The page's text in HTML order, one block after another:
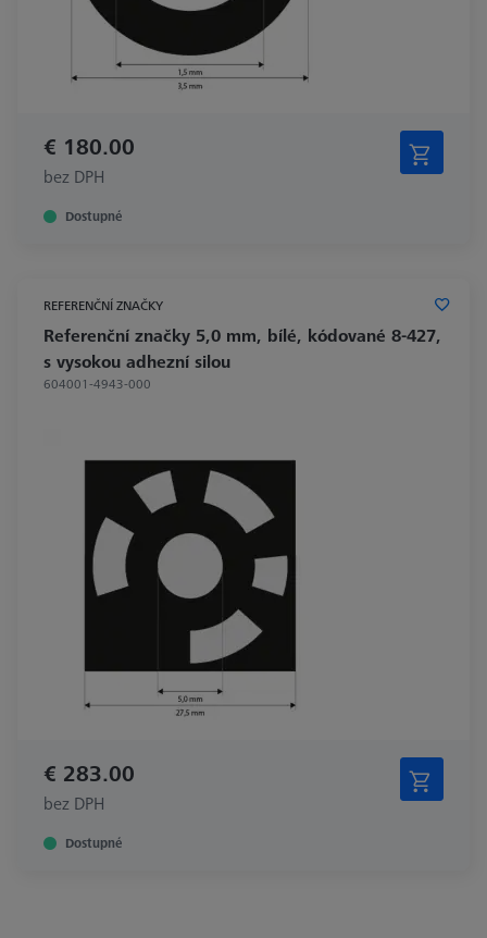
€ 180.00
bez DPH
Dostupné
REFERENČNÍ ZNAČKY
Referenční značky 5,0 mm, bílé, kódované 8-427,
s vysokou adhezní silou
604001-4943-000
€ 283.00
bez DPH
Dostupné